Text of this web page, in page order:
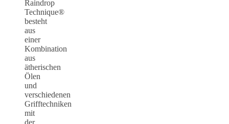
Raindrop
Technique®
besteht
aus
einer
Kombination
aus
ätherischen
Ölen
und
verschiedenen
Grifftechniken
mit